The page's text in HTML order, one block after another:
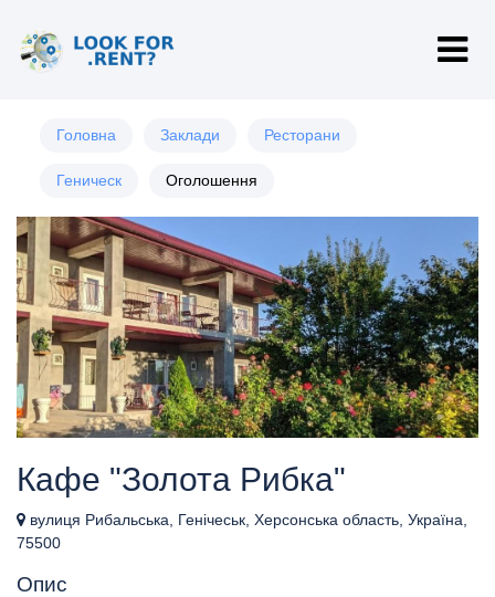
Головна Заклади Ресторани
Геническ Оголошення
Кафе "Золота Рибка"
вулиця Рибальська, Генічеськ, Херсонська область, Україна,
75500
Опис